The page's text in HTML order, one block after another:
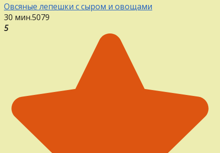
Овсяные лепешки с сыром и овощами
30 мин.5079
5